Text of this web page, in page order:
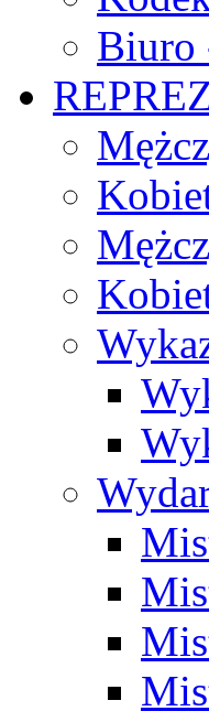
Biuro